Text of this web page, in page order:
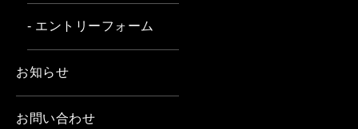
- エントリーフォーム
お知らせ
お問い合わせ